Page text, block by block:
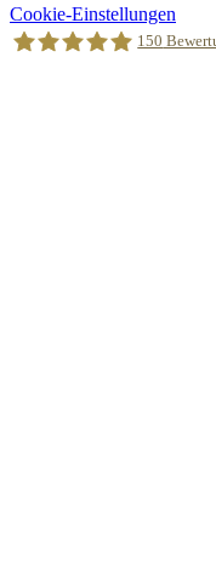
Nach
oben
scrollen
Cookie-Einstellungen
150